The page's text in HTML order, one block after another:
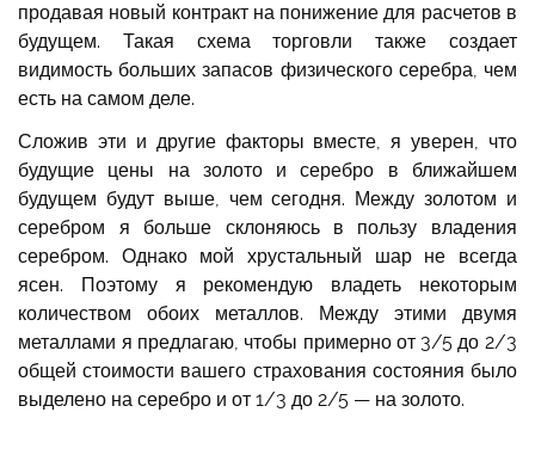
продавая новый контракт на понижение для расчетов в
будущем. Такая схема торговли также создает
видимость больших запасов физического серебра, чем
есть на самом деле.
Сложив эти и другие факторы вместе, я уверен, что
будущие цены на золото и серебро в ближайшем
будущем будут выше, чем сегодня. Между золотом и
серебром я больше склоняюсь в пользу владения
серебром. Однако мой хрустальный шар не всегда
ясен. Поэтому я рекомендую владеть некоторым
количеством обоих металлов. Между этими двумя
металлами я предлагаю, чтобы примерно от 3/5 до 2/3
общей стоимости вашего страхования состояния было
выделено на серебро и от 1/3 до 2/5 — на золото.